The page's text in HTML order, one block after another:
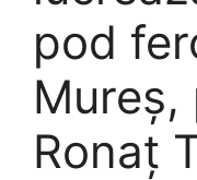
pod
Ronaț